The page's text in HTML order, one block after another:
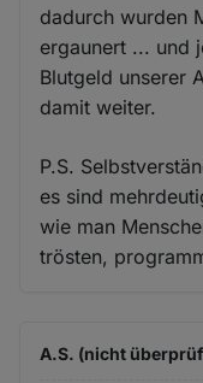
dadurch wurden
ergaunert ... und
Blutgeld unserer
damit weiter.
P.S.
es sind
wie man
trösten,
A.S. (nicht